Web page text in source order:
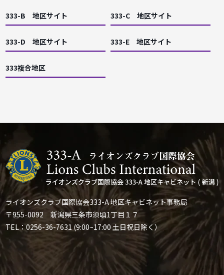
333-B 地区サイト 333-C 地区サイト
333-D 地区サイト 333-E 地区サイト
333複合地区
ライオンズクラブ国際協会333-A 地区キャビネット事務局
〒955-0092 新潟県三条市須頃1丁目１７
TEL：0256-36-7631 (9:00~17:00 土日祝日除く）